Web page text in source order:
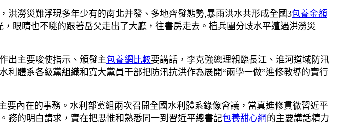
洪澇災難浮現多年少有的南北并發、多地齊發態勢,暴雨洪水共形成全國3包養金額
眼睛也不瞇的跟著岳父走出了大廳，往書房走去。植兵團分歧水平遭遇洪澇災
出主要唆使指示、頒發主包養網比較要講話，李克強總理親臨長江、淮河道域防汛
體系各級黨組織和寬大黨員干部把防汛抗洪作為展開“兩學一做”進修教導的實行
內在的事務。水利部黨組兩次召開全國水利體系錄像會議，當真進修貫徹習近平
務的明白請求，實在把思惟和熟悉同一到習近平總書記包養甜心網 的主要講話精力